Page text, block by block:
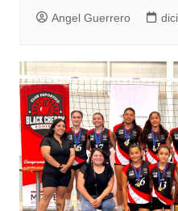
Angel Guerrero